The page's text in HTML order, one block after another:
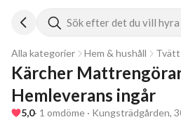
Sök efter det du vill hyra
Alla kategorier Hem & hushåll
Kärcher
Hemleverans ingår
5,0· 1 omdöme · Kungsträdgården,